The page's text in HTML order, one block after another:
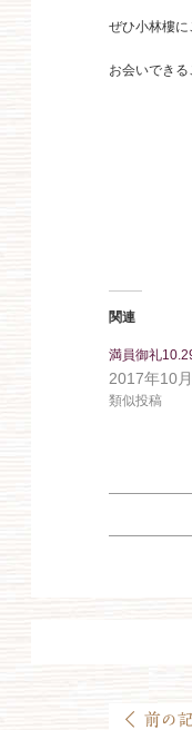
ぜひ小林樓
お会いでき
関連
満員御礼
2017年10
類似投稿